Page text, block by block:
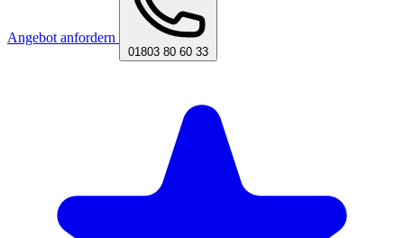
Angebot anfordern
01803 80 60 33